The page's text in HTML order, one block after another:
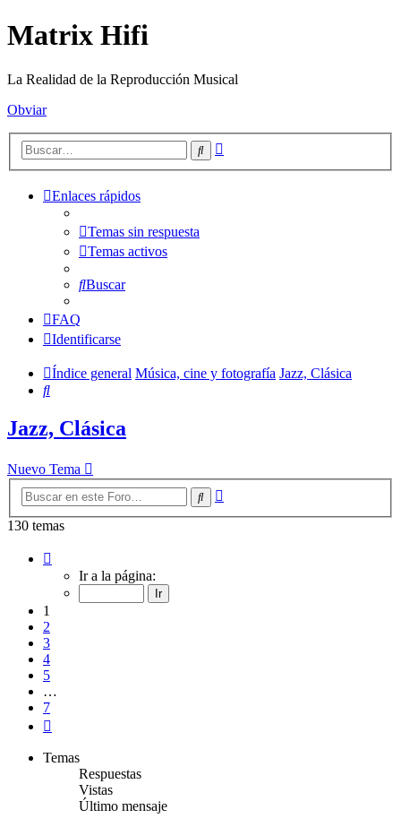
Matrix Hifi
La Realidad de la Reproducción Musical
Obviar
Buscar
Enlaces rápidos
Temas sin respuesta
Temas activos
Buscar
FAQ
Identificarse
Índice general Música, cine y fotografía Jazz, Clásica
Buscar
Jazz, Clásica
Nuevo Tema
Buscar
130 temas
Ir a la página:
1
2
3
4
5
…
7
Temas
Respuestas
Vistas
Último mensaje